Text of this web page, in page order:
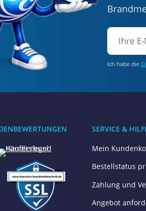
Ich habe die
SERVICE &
Mein
Bestellstatus
Zahlung und
Angebot